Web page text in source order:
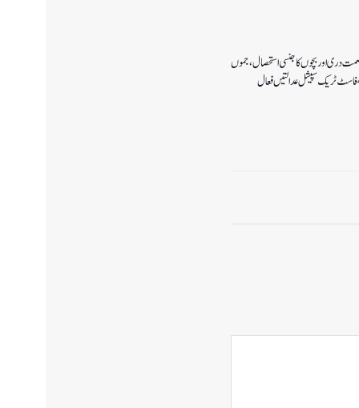
دری اور بچوں کا جنسی استحصال،جموں